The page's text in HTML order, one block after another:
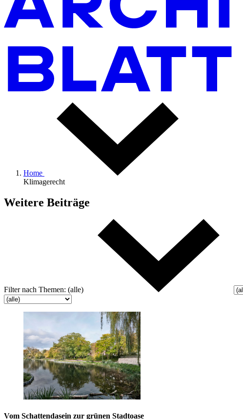
Home
Klimagerecht
Weitere Beiträge
Filter nach Themen: (alle)
Vom Schattendasein zur grünen Stadtoase